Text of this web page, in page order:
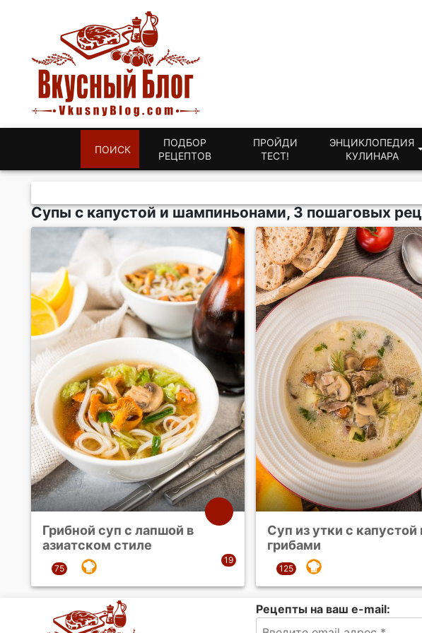
ПОИСК
ПОДБОР
РЕЦЕПТОВ
ПРОЙДИ
ТЕСТ!
ЭНЦИКЛОПЕДИЯ
КУЛИНАРА
Супы с капустой и шампиньонами, 3 пошаговых
Грибной суп с лапшой в
азиатском стиле
Суп из утки с капустой
грибами
Рецепты на ваш e-mail: